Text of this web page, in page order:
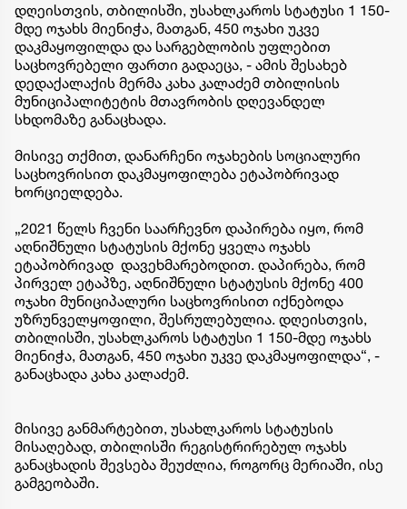
დღეისთვის, თბილისში, უსახლკაროს სტატუსი 1 150-
მდე ოჯახს მიენიჭა, მათგან, 450 ოჯახი უკვე
დაკმაყოფილდა და სარგებლობის უფლებით
საცხოვრებელი ფართი გადაეცა, - ამის შესახებ
დედაქალაქის მერმა კახა კალაძემ თბილისის
მუნიციპალიტეტის მთავრობის დღევანდელ
სხდომაზე განაცხადა.
მისივე თქმით, დანარჩენი ოჯახების სოციალური
საცხოვრისით დაკმაყოფილება ეტაპობრივად
ხორციელდება.
„2021 წელს ჩვენი საარჩევნო დაპირება იყო, რომ
აღნიშნული სტატუსის მქონე ყველა ოჯახს
ეტაპობრივად დავეხმარებოდით. დაპირება, რომ
პირველ ეტაპზე, აღნიშნული სტატუსის მქონე 400
ოჯახი მუნიციპალური საცხოვრისით იქნებოდა
უზრუნველყოფილი, შესრულებულია. დღეისთვის,
თბილისში, უსახლკაროს სტატუსი 1 150-მდე ოჯახს
მიენიჭა, მათგან, 450 ოჯახი უკვე დაკმაყოფილდა“, -
განაცხადა კახა კალაძემ.
მისივე განმარტებით, უსახლკაროს სტატუსის
მისაღებად, თბილისში რეგისტრირებულ ოჯახს
განაცხადის შევსება შეუძლია, როგორც მერიაში, ისე
გამგეობაში.